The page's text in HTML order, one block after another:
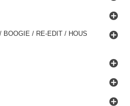
BOOGIE / RE-EDIT / HOUS